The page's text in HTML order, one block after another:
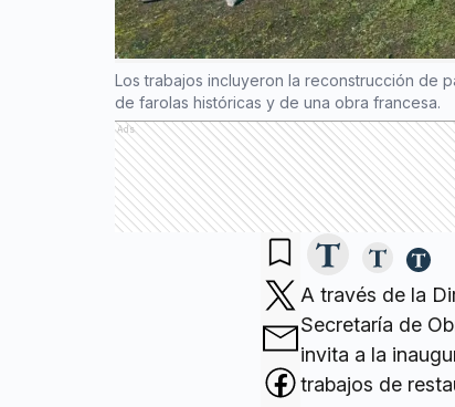
Los trabajos incluyeron la reconstrucción de
de farolas históricas y de una obra francesa.
Ads
A través de la
Secretaría de
invita a la
trabajos de